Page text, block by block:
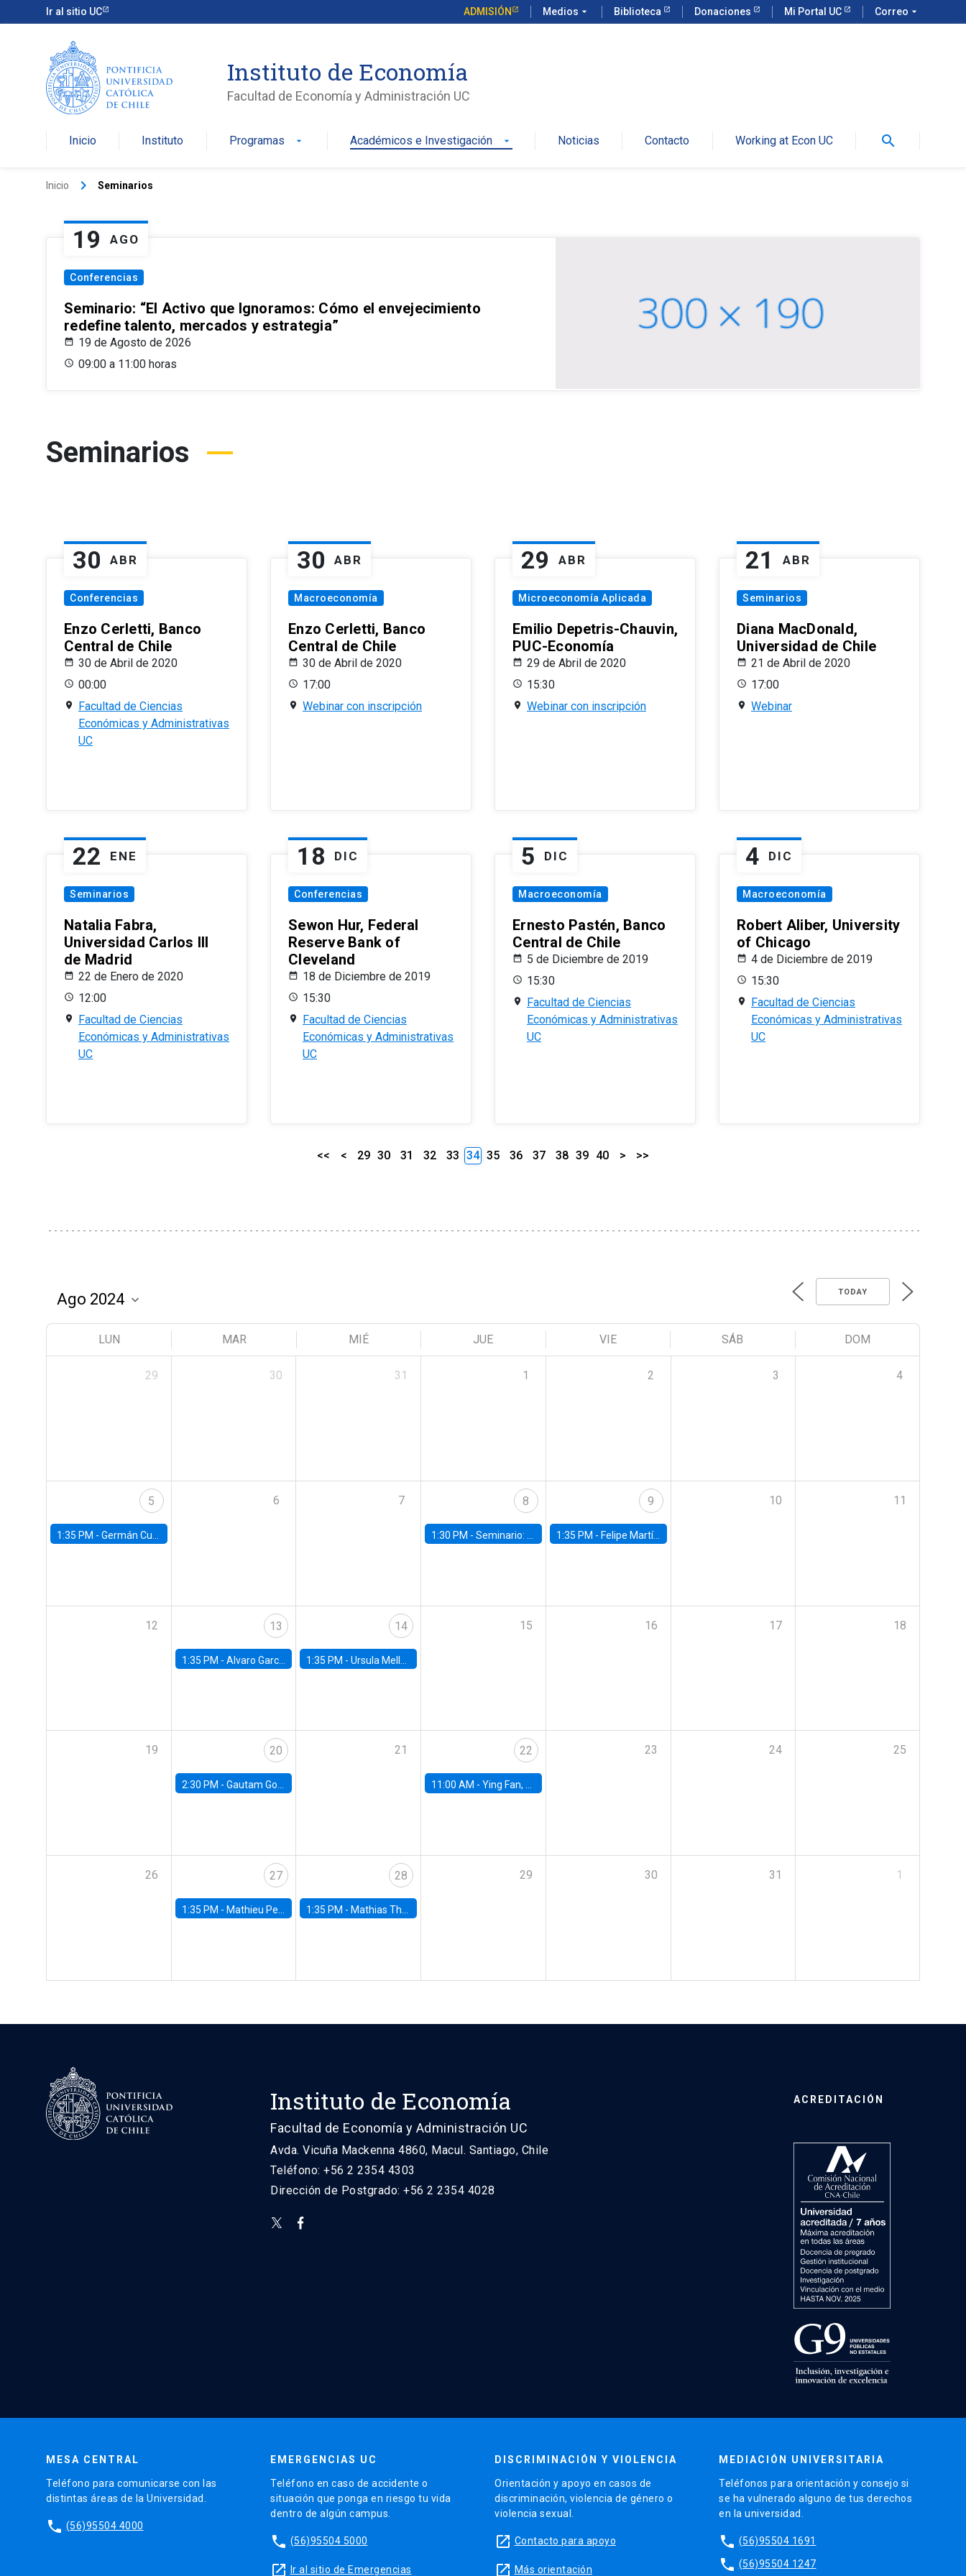
Ir al sitio UC ADMISIÓN Medios arrow_drop_down Biblioteca Donaciones Mi Portal UC Correo arrow_drop_down
Instituto de Economía
Facultad de Economía y Administración UC
Inicio Instituto Programas arrow_drop_down Académicos e Investigación arrow_drop_down Noticias Contacto Working at Econ UC search
Inicio keyboard_arrow_right Seminarios
19 AGO
Conferencias
Seminario: “El Activo que Ignoramos: Cómo el envejecimiento
redefine talento, mercados y estrategia”
19 de Agosto de 2026
09:00 a 11:00 horas
Seminarios
30 ABR
Conferencias
Enzo Cerletti, Banco
Central de Chile
30 de Abril de 2020
00:00
Facultad de Ciencias
Económicas y Administrativas
UC
30 ABR
Macroeconomía
Enzo Cerletti, Banco
Central de Chile
30 de Abril de 2020
17:00
Webinar con inscripción
29 ABR
Microeconomía Aplicada
Emilio Depetris-Chauvin,
PUC-Economía
29 de Abril de 2020
15:30
Webinar con inscripción
21 ABR
Seminarios
Diana MacDonald,
Universidad de Chile
21 de Abril de 2020
17:00
Webinar
22 ENE
Seminarios
Natalia Fabra,
Universidad Carlos III
de Madrid
22 de Enero de 2020
12:00
Facultad de Ciencias
Económicas y Administrativas
UC
18 DIC
Conferencias
Sewon Hur, Federal
Reserve Bank of
Cleveland
18 de Diciembre de 2019
15:30
Facultad de Ciencias
Económicas y Administrativas
UC
5 DIC
Macroeconomía
Ernesto Pastén, Banco
Central de Chile
5 de Diciembre de 2019
15:30
Facultad de Ciencias
Económicas y Administrativas
UC
4 DIC
Macroeconomía
Robert Aliber, University
of Chicago
4 de Diciembre de 2019
15:30
Facultad de Ciencias
Económicas y Administrativas
UC
<< < 29 30 31 32 33 34 35 36 37 38 39 40 > >>
TODAY
LUN MAR MIÉ JUE VIE SÁB DOM
29 30 31 1 2 3 4
5
1:35 PM - Germán Cubas, University of Houston
6 7 8
1:30 PM -Seminario: “Recuperando la humanidad para progresar en la era de la IA»
9
1:35 PM - Felipe Martínez, alumno Doctorado en Economía UC
10 11
12 13
1:35 PM - Alvaro Garcia-Marin, Universidad de Los Andes
14
1:35 PM -Ursula Mello, Insper - Institute of Education and Research
15 16 17 18
19 20
2:30 PM - Gautam Gowrisankaran, Columbia University
21 22
11:00 AM -Ying Fan, University of Michigan
23 24 25
26 27
1:35 PM - Mathieu Pedemonte, IDB
28
1:35 PM - Mathias Thoenig, University of Lausanne
29 30 31 1
Instituto de Economía
Facultad de Economía y Administración UC
Avda. Vicuña Mackenna 4860, Macul. Santiago, Chile
Teléfono: +56 2 2354 4303
Dirección de Postgrado: +56 2 2354 4028
ACREDITACIÓN
MESA CENTRAL
Teléfono para comunicarse con las
distintas áreas de la Universidad.
phone (56)95504 4000
EMERGENCIAS UC
Teléfono en caso de accidente o
situación que ponga en riesgo tu vida
dentro de algún campus.
phone (56)95504 5000
launch Ir al sitio de Emergencias
DISCRIMINACIÓN Y VIOLENCIA
Orientación y apoyo en casos de
discriminación, violencia de género o
violencia sexual.
launch Contacto para apoyo
launch Más orientación
MEDIACIÓN UNIVERSITARIA
Teléfonos para orientación y consejo si
se ha vulnerado alguno de tus derechos
en la universidad.
phone (56)95504 1691
phone (56)95504 1247